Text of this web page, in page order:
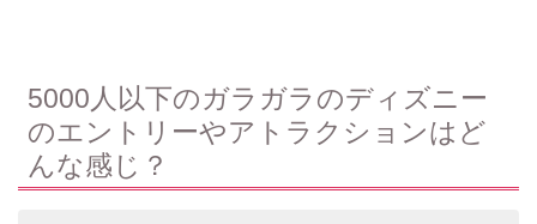
5000人以下のガラガラのディズニー
のエントリーやアトラクションはど
んな感じ？